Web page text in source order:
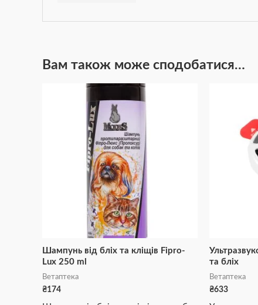
Вам також може сподобатися…
Шампунь від бліх та кліщів Fipro-
Lux 250 ml
Ветаптека
₴174
та бліх
Ветаптека
₴633